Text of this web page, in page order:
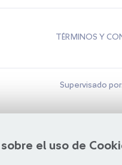
el uso de
TÉRMINOS Y
Supervisado por: